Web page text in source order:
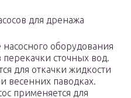
для дренажа
оборудования
перекачки сточных вод.
для откачки жидкости
весенних паводках.
применяется для